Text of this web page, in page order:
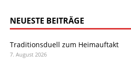
NEUESTE BEITRÄGE
Traditionsduell zum Heimauftakt
7. August 2026